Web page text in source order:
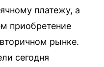
платежу, а
приобретение
рынке.
сегодня